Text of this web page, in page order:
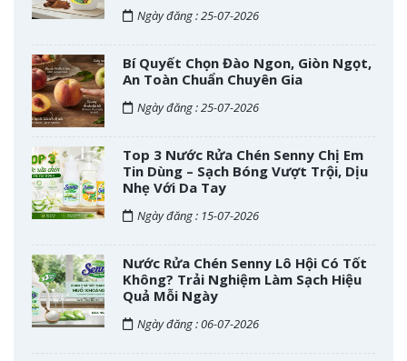
Ngày đăng : 25-07-2026
Bí Quyết Chọn Đào Ngon, Giòn Ngọt,
An Toàn Chuẩn Chuyên Gia
Ngày đăng : 25-07-2026
Top 3 Nước Rửa Chén Senny Chị Em
Tin Dùng – Sạch Bóng Vượt Trội, Dịu
Nhẹ Với Da Tay
Ngày đăng : 15-07-2026
Nước Rửa Chén Senny Lô Hội Có Tốt
Không? Trải Nghiệm Làm Sạch Hiệu
Quả Mỗi Ngày
Ngày đăng : 06-07-2026